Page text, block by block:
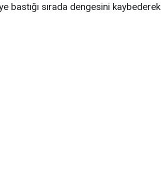
bastığı sırada dengesini kaybederek